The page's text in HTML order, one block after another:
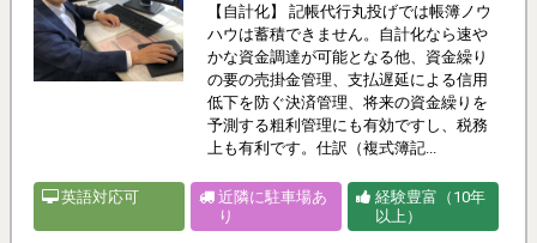
【自計化】 記帳代行丸投げでは帳簿ノウ
ハウは蓄積できません。自計化なら速や
かな資金調達が可能となる他、資金繰り
の要の売掛金管理、支払遅延による信用
低下を防ぐ決済管理、将来の資金繰りを
予測する粗利管理にも有効ですし、税務
上も有利です。仕訳（複式簿記...
英語対応可
近隣に駐車場あ
り
経験豊富（10年
以上）